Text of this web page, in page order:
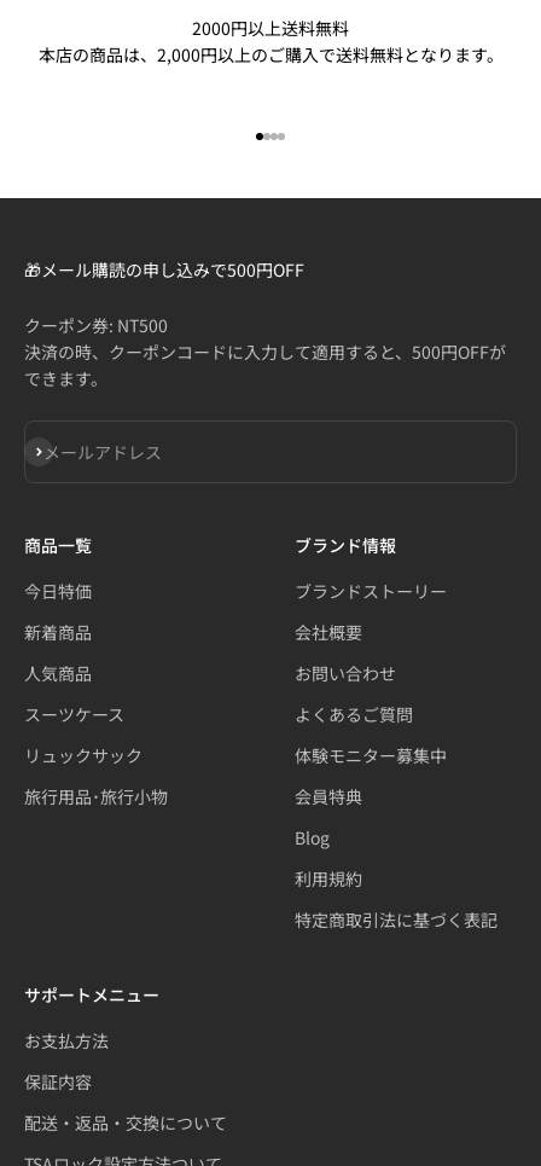
2000円以上送料無料
本店の商品は、2,000円以上のご購入で送料無料となります。
I18n Error: Missing interpolation
I18n Error: Missing interpolation
I18n Error: Missing interpolation
I18n Error: Missing interpolation
🎁メール購読の申し込みで500円OFF
クーポン券: NT500
決済の時、クーポンコードに入力して適用すると、500円OFFが
できます。
メールアドレス
登録
商品一覧
今日特価
新着商品
人気商品
スーツケース
リュックサック
旅行用品･旅行小物
ブランド情報
ブランドストーリー
会社概要
お問い合わせ
よくあるご質問
体験モニター募集中
会員特典
Blog
利用規約
特定商取引法に基づく表記
サポートメニュー
お支払方法
保証内容
配送・返品・交換について